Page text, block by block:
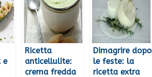
e
Ricetta
anticellulite:
crema fredda
Dimagrire dopo
le feste: la
ricetta extra